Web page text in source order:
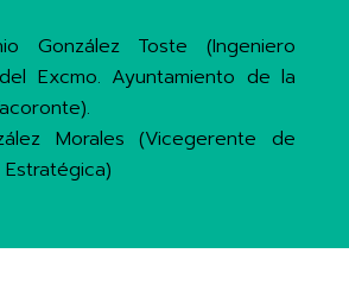
González Toste (Ingeniero
Excmo. Ayuntamiento de la
Morales (Vicegerente de